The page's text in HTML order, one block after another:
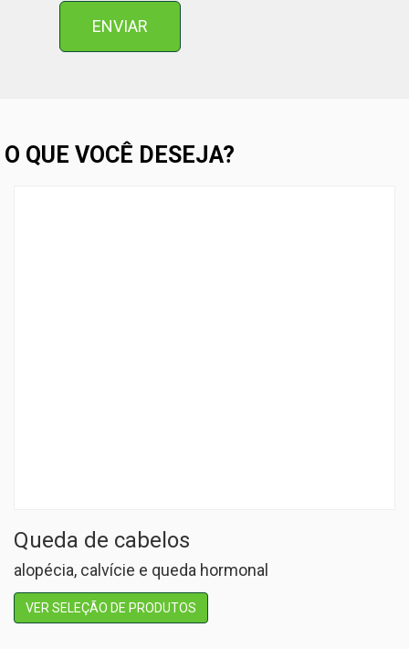
ENVIAR
O QUE VOCÊ DESEJA?
Queda de cabelos
alopécia, calvície e queda hormonal
VER SELEÇÃO DE PRODUTOS